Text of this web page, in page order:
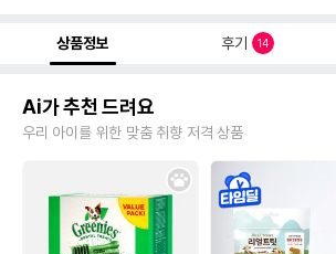
상품정보 후기 14
Ai가 추천 드려요
우리 아이를 위한 맞춤 취향 저격 상품